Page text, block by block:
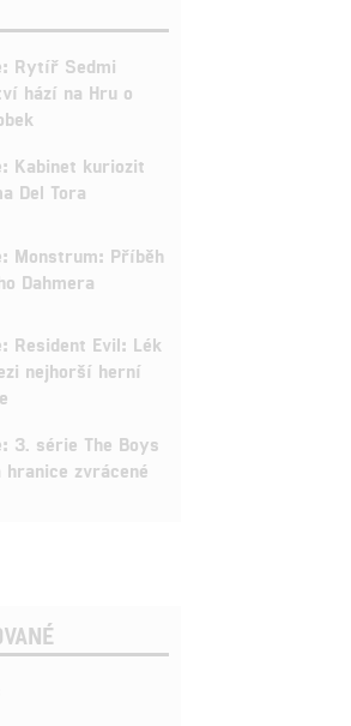
Rytíř Sedmi
hází na Hru o
Kabinet kuriozit
Del Tora
Monstrum: Příběh
Dahmera
Resident Evil: Lék
nejhorší herní
3. série The Boys
hranice zvrácené